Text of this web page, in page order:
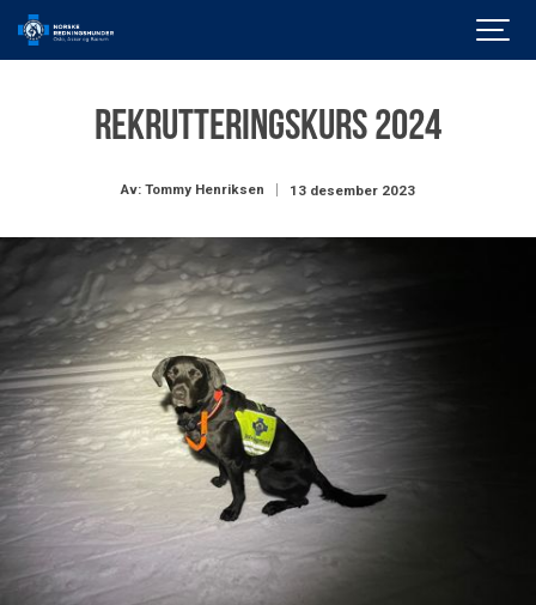
Rekrutteringskurs 2024
Av: Tommy Henriksen 13 desember 2023